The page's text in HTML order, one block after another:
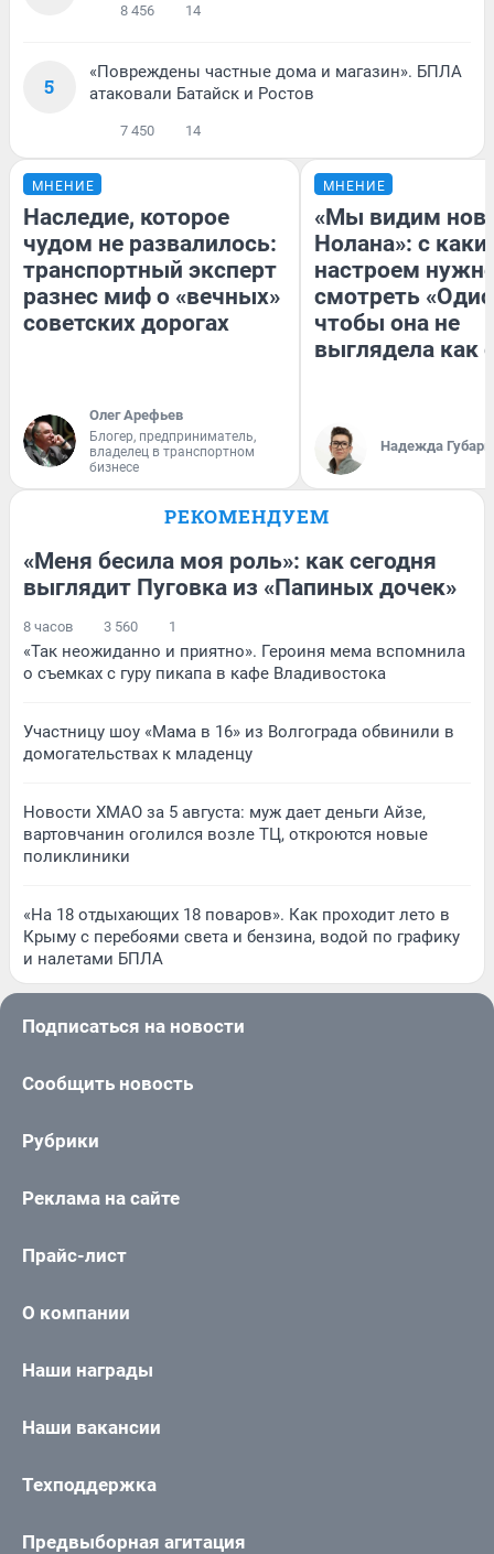
8 456 14
5
«Повреждены частные дома и магазин». БПЛА
атаковали Батайск и Ростов
7 450 14
МНЕНИЕ
Наследие, которое
чудом не развалилось:
транспортный эксперт
разнес миф о «вечных»
советских дорогах
Олег Арефьев
Блогер, предприниматель,
владелец в транспортном
бизнесе
МНЕНИЕ
«Мы видим
Нолана»: с
настроем
смотреть
чтобы она не
выглядела как
Надежда Губарь
РЕКОМЕНДУЕМ
«Меня бесила моя роль»: как сегодня
выглядит Пуговка из «Папиных дочек»
8 часов 3 560 1
«Так неожиданно и приятно». Героиня мема вспомнила
о съемках с гуру пикапа в кафе Владивостока
Участницу шоу «Мама в 16» из Волгограда обвинили в
домогательствах к младенцу
Новости ХМАО за 5 августа: муж дает деньги Айзе,
вартовчанин оголился возле ТЦ, откроются новые
поликлиники
«На 18 отдыхающих 18 поваров». Как проходит лето в
Крыму с перебоями света и бензина, водой по графику
и налетами БПЛА
Подписаться на новости
Сообщить новость
Рубрики
Реклама на сайте
Прайс-лист
О компании
Наши награды
Наши вакансии
Техподдержка
Предвыборная агитация